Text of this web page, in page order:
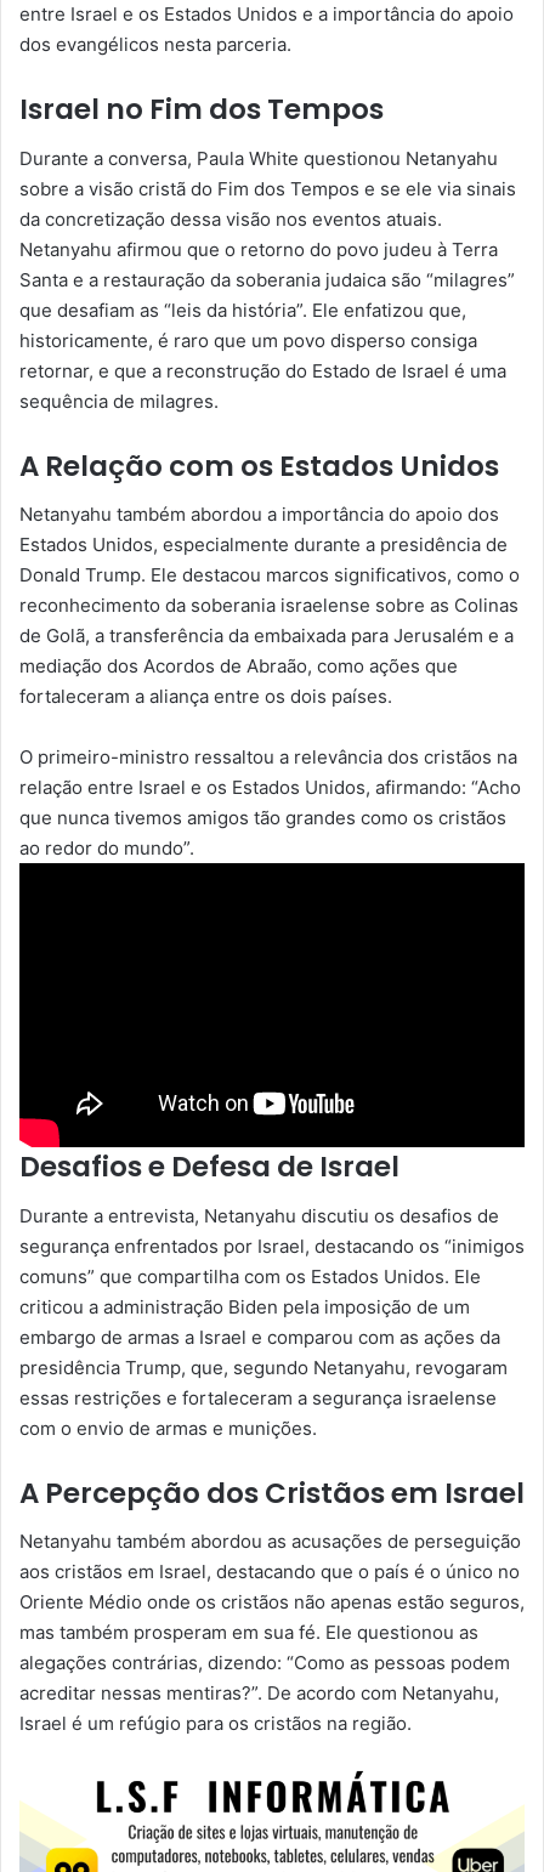
entre Israel e os Estados Unidos e a importância do apoio
dos evangélicos nesta parceria.
Israel no Fim dos Tempos
Durante a conversa, Paula White questionou Netanyahu
sobre a visão cristã do Fim dos Tempos e se ele via sinais
da concretização dessa visão nos eventos atuais.
Netanyahu afirmou que o retorno do povo judeu à Terra
Santa e a restauração da soberania judaica são “milagres”
que desafiam as “leis da história”. Ele enfatizou que,
historicamente, é raro que um povo disperso consiga
retornar, e que a reconstrução do Estado de Israel é uma
sequência de milagres.
A Relação com os Estados Unidos
Netanyahu também abordou a importância do apoio dos
Estados Unidos, especialmente durante a presidência de
Donald Trump. Ele destacou marcos significativos, como o
reconhecimento da soberania israelense sobre as Colinas
de Golã, a transferência da embaixada para Jerusalém e a
mediação dos Acordos de Abraão, como ações que
fortaleceram a aliança entre os dois países.
O primeiro-ministro ressaltou a relevância dos cristãos na
relação entre Israel e os Estados Unidos, afirmando: “Acho
que nunca tivemos amigos tão grandes como os cristãos
ao redor do mundo”.
Desafios e Defesa de Israel
Durante a entrevista, Netanyahu discutiu os desafios de
segurança enfrentados por Israel, destacando os “inimigos
comuns” que compartilha com os Estados Unidos. Ele
criticou a administração Biden pela imposição de um
embargo de armas a Israel e comparou com as ações da
presidência Trump, que, segundo Netanyahu, revogaram
essas restrições e fortaleceram a segurança israelense
com o envio de armas e munições.
A Percepção dos Cristãos em Israel
Netanyahu também abordou as acusações de perseguição
aos cristãos em Israel, destacando que o país é o único no
Oriente Médio onde os cristãos não apenas estão seguros,
mas também prosperam em sua fé. Ele questionou as
alegações contrárias, dizendo: “Como as pessoas podem
acreditar nessas mentiras?”. De acordo com Netanyahu,
Israel é um refúgio para os cristãos na região.